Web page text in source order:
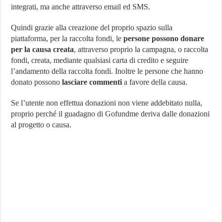
integrati, ma anche attraverso email ed SMS.
Quindi grazie alla creazione del proprio spazio sulla
piattaforma, per la raccolta fondi, lepersone possono donare
per la causa creata, attraverso proprio la campagna, o raccolta
fondi, creata, mediante qualsiasi carta di credito e seguire
l’andamento della raccolta fondi. Inoltre le persone che hanno
donato possonolasciare commenti a favore della causa.
Se l’utente non effettua donazioni non viene addebitato nulla,
proprio perché il guadagno di Gofundme deriva dalle donazioni
al progetto o causa.